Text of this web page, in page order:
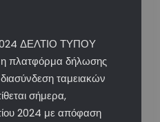
ΔΕΛΤΙΟ ΤΥΠΟΥ
η πλατφόρμα δήλωσης
ταμειακών
σήμερα,
2024 με απόφαση